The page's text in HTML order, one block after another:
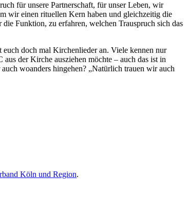
für unsere Partnerschaft, für unser Leben, wir
wir einen rituellen Kern haben und gleichzeitig die
Funktion, zu erfahren, welchen Trauspruch sich das
doch mal Kirchenlieder an. Viele kennen nur
der Kirche ausziehen möchte – auch das ist in
woanders hingehen? „Natürlich trauen wir auch
Köln und Region.